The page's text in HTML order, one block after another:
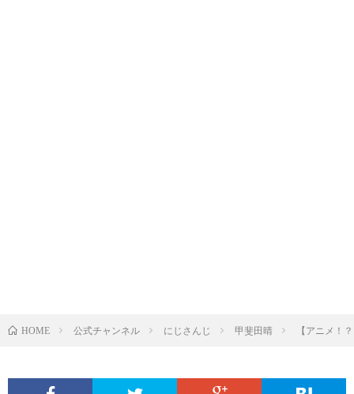
HOME 公式チャンネル にじさんじ 甲斐田晴 【アニメ！